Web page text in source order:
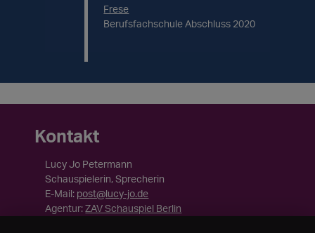
Frese
Berufsfachschule Abschluss 2020
Kontakt
Lucy Jo Petermann
Schauspielerin, Sprecherin
E-Mail: post@lucy-jo.de
Agentur:ZAV Schauspiel Berlin